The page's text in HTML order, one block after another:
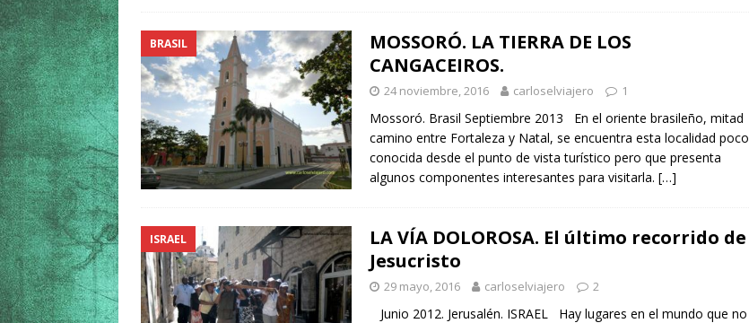
BRASIL
MOSSORÓ. LA TIERRA DE LOS
CANGACEIROS.
24 noviembre, 2016 carloselviajero 1
Mossoró. Brasil Septiembre 2013 En el oriente brasileño, mitad
camino entre Fortaleza y Natal, se encuentra esta localidad poco
conocida desde el punto de vista turístico pero que presenta
algunos componentes interesantes para visitarla. […]
ISRAEL
LA VÍA DOLOROSA. El último recorrido de
Jesucristo
29 mayo, 2016 carloselviajero 2
Junio 2012. Jerusalén. ISRAEL Hay lugares en el mundo que no